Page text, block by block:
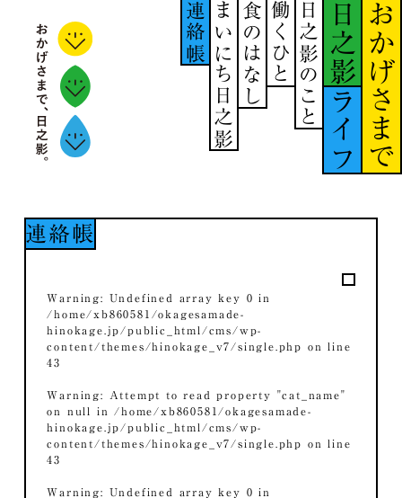
おかげさまで
日之影
ライフ
日之影のこと
働くひと
食のはなし
まいにち日之影
連絡帳
連絡帳
Warning: Undefined array key 0 in
/home/xb860581/okagesamade-
hinokage.jp/public_html/cms/wp-
content/themes/hinokage_v7/single.php
on line
43
Warning: Attempt to read property "cat_name"
on null in /home/xb860581/okagesamade-
hinokage.jp/public_html/cms/wp-
content/themes/hinokage_v7/single.php
on line
43
Warning: Undefined array key 0 in